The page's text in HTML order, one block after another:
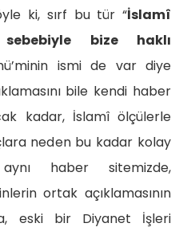
ki, sırf bu tür “İslamî
sebebiyle bize haklı
ismi de var diye
bile kendi haber
kadar, İslamî ölçülerle
neden bu kadar kolay
haber sitemizde,
ortak açıklamasının
eski bir Diyanet İşleri